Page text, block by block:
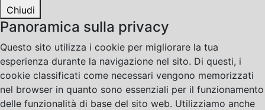
Chiudi
Panoramica sulla privacy
Questo sito utilizza i cookie per migliorare la tua
esperienza durante la navigazione nel sito. Di questi, i
cookie classificati come necessari vengono memorizzati
nel browser in quanto sono essenziali per il funzionamento
delle funzionalità di base del sito web. Utilizziamo anche